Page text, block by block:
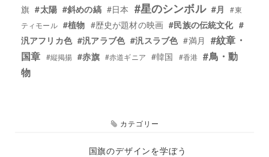
旗 #太陽 #斜めの縞 #日本 #星のシンボル #月
#東
ティモール #植物 #歴史が題材の映画 #民族の伝統文化 #
汎アフリカ色 #汎アラブ色 #汎スラブ色 #満月
#紋章・
国章 #縦掲揚 #赤旗 #赤道ギニア #韓国 #香港 #鳥・動
物
カテゴリー
国旗のデザインを学ぼう